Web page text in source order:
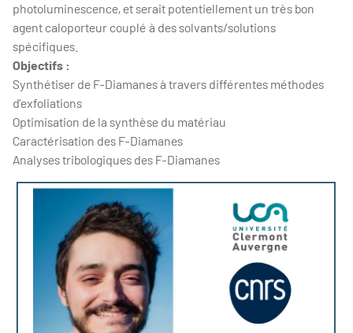
photoluminescence, et serait potentiellement un très bon
agent caloporteur couplé à des solvants/solutions
spécifiques.
Objectifs :
Synthétiser de F-Diamanes à travers différentes méthodes
d’exfoliations
Optimisation de la synthèse du matériau
Caractérisation des F-Diamanes
Analyses tribologiques des F-Diamanes